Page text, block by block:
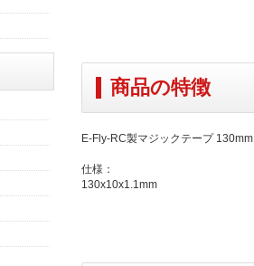
商品の特徴
E-Fly-RC製マジックテープ 130mm
仕様：
130x10x1.1mm